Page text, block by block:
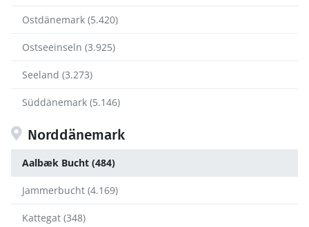
Ostdänemark (5.420)
Ostseeinseln (3.925)
Seeland (3.273)
Süddänemark (5.146)
Norddänemark
Aalbæk Bucht (484)
Jammerbucht (4.169)
Kattegat (348)